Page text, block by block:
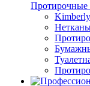
Протирочные